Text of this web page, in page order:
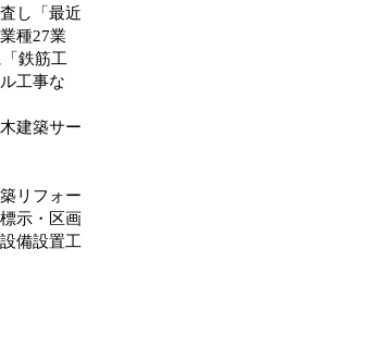
し「最近
種27業
鉄筋工
工事な
建築サー
リフォー
示・区画
備設置工